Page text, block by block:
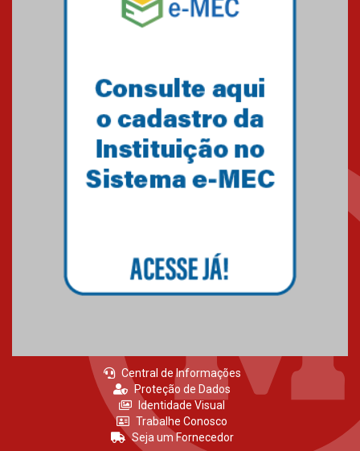
Central de Informações
Proteção de Dados
Identidade Visual
Trabalhe Conosco
Seja um Fornecedor